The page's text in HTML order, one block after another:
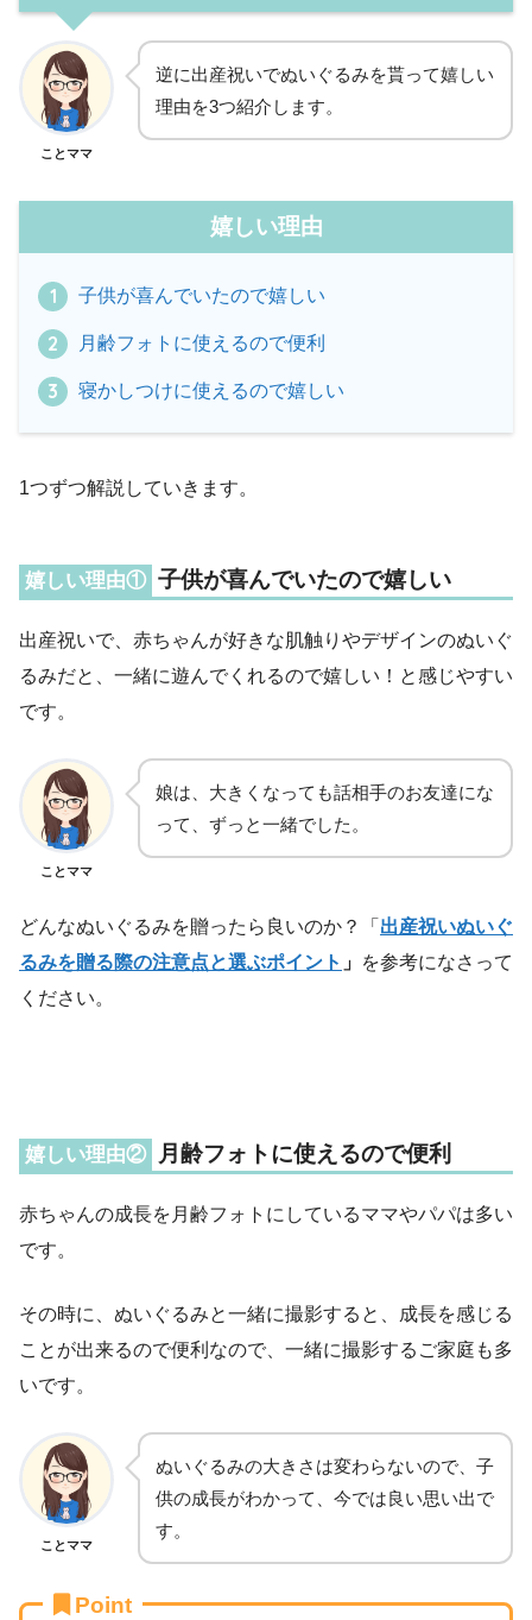
ことママ
逆に出産祝いでぬいぐるみを貰って嬉しい
理由を3つ紹介します。
嬉しい理由
子供が喜んでいたので嬉しい
月齢フォトに使えるので便利
寝かしつけに使えるので嬉しい
1つずつ解説していきます。
嬉しい理由① 子供が喜んでいたので嬉しい
出産祝いで、赤ちゃんが好きな肌触りやデザインのぬいぐ
るみだと、一緒に遊んでくれるので嬉しい！と感じやすい
です。
ことママ
娘は、大きくなっても話相手のお友達にな
って、ずっと一緒でした。
どんなぬいぐるみを贈ったら良いのか？「 出産祝いぬいぐ
るみを贈る際の注意点と選ぶポイント 」 を参考になさって
ください。
嬉しい理由② 月齢フォトに使えるので便利
赤ちゃんの成長を月齢フォトにしているママやパパは多い
です。
その時に、ぬいぐるみと一緒に撮影すると、成長を感じる
ことが出来るので便利なので、一緒に撮影するご家庭も多
いです。
ことママ
ぬいぐるみの大きさは変わらないので、子
供の成長がわかって、今では良い思い出で
す。
Point